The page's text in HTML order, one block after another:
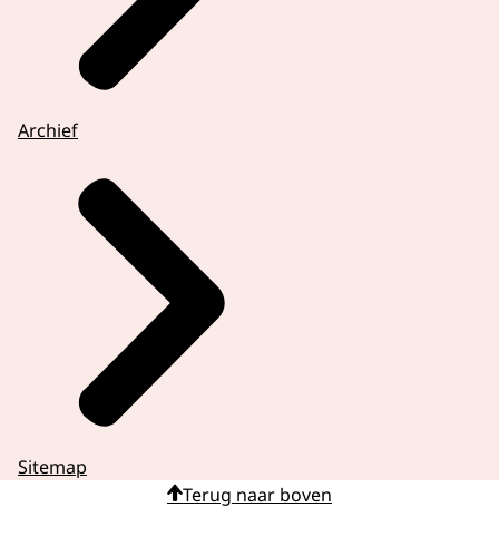
Archief
Sitemap
Terug naar boven